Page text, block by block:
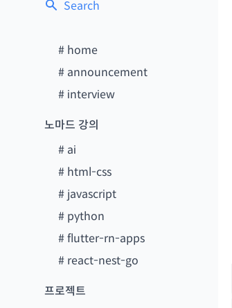
Search
# home
# announcement
# interview
노마드 강의
# ai
# html-css
# javascript
# python
#flutter-rn-apps
# react-nest-go
프로젝트